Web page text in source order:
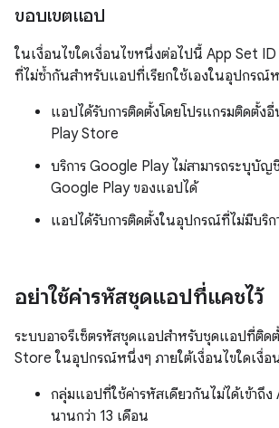
ขอบเขตแอป
ในเงื่อนไขใดเงื่อนไขหนึ่งต่อไปนี้ App Set
ที่ไม่ซ้ำกันสำหรับแอปที่เรียกใช้เองในอุปกรณ์
แอปได้รับการติดตั้งโดยโปรแกรมติดตั้ง
Play Store
บริการ Google Play ไม่สามารถระบุบั
Google Play ของแอปได้
แอปได้รับการติดตั้งในอุปกรณ์ที่ไม่มีบริก
อย่าใช้ค่ารหัสชุดแอปที่แคชไว้
ระบบอาจรีเซ็ตรหัสชุดแอปสำหรับชุดแอปที่ติด
Store ในอุปกรณ์หนึ่งๆ ภายใต้เงื่อนไขใดเงื่
กลุ่มแอปที่ใช้ค่ารหัสเดียวกันไม่ได้เข้าถึง
นานกว่า 13 เดือน